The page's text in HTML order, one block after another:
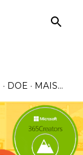
DOE MAIS…